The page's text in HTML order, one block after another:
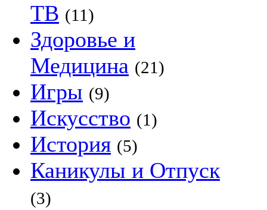
ТВ (11)
Здоровье и
Медицина (21)
Игры (9)
Искусство (1)
История (5)
Каникулы и Отпуск
(3)